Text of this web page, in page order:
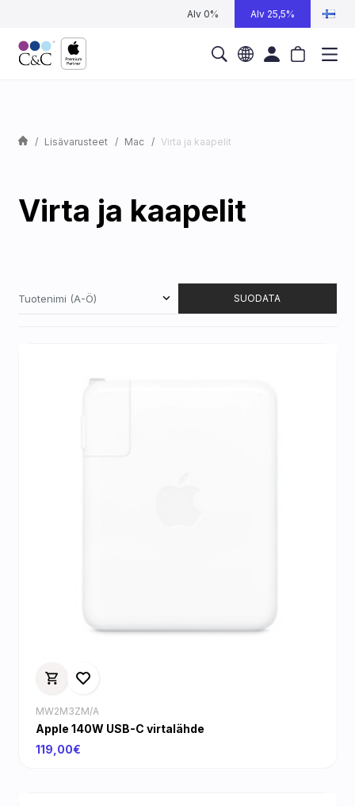
Alv 0% Alv 25,5%
Lisävarusteet Mac Virta ja kaapelit
Virta ja kaapelit
SUODATA
Tuotenimi (A-Ö)
MW2M3ZM/A
Apple 140W USB-C virtalähde
119,00€